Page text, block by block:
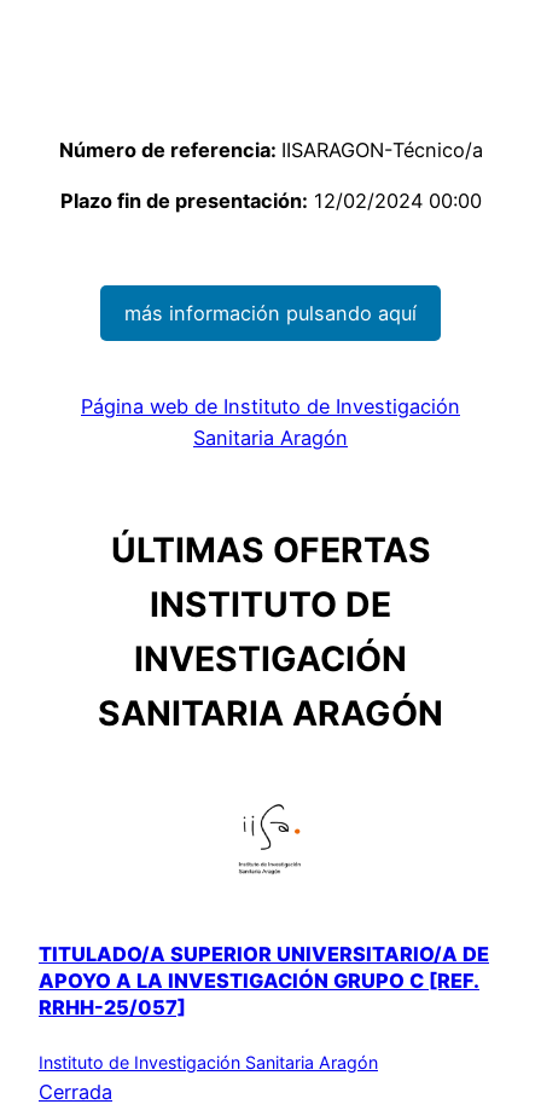
Número de referencia: IISARAGON-Técnico/a
Plazo fin de presentación: 12/02/2024 00:00
más información pulsando aquí
Página web de Instituto de Investigación
Sanitaria Aragón
ÚLTIMAS OFERTAS
INSTITUTO DE
INVESTIGACIÓN
SANITARIA ARAGÓN
TITULADO/A SUPERIOR UNIVERSITARIO/A DE
APOYO A LA INVESTIGACIÓN GRUPO C [REF.
RRHH-25/057]
Instituto de Investigación Sanitaria Aragón
Cerrada